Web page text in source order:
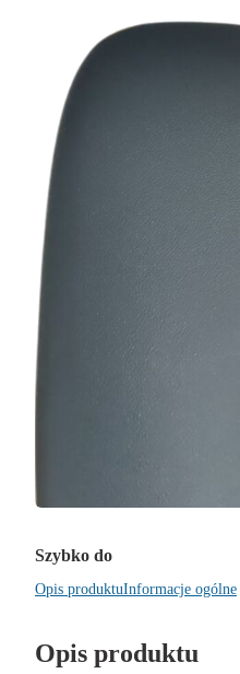
Szybko do
Opis produktuInformacje ogólne
Opis produktu